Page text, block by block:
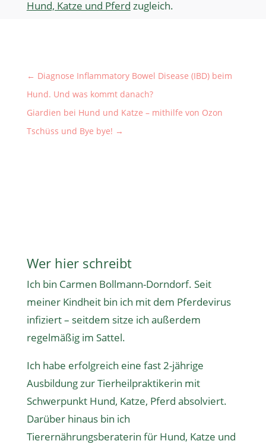
Hund, Katze und Pferd zugleich.
← Diagnose Inflammatory Bowel Disease (IBD) beim
Hund. Und was kommt danach?
Giardien bei Hund und Katze – mithilfe von Ozon
Tschüss und Bye bye! →
Wer hier schreibt
Ich bin Carmen Bollmann-Dorndorf. Seit
meiner Kindheit bin ich mit dem Pferdevirus
infiziert – seitdem sitze ich außerdem
regelmäßig im Sattel.
Ich habe erfolgreich eine fast 2-jährige
Ausbildung zur Tierheilpraktikerin mit
Schwerpunkt Hund, Katze, Pferd absolviert.
Darüber hinaus bin ich
Tierernährungsberaterin für Hund, Katze und